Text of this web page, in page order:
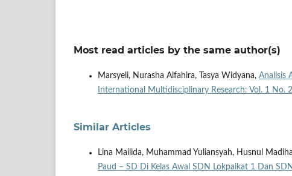
Most read articles by the same author(s)
Marsyeli, Nurasha Alfahira, Tasya Widyana, Analisis
International Multidisciplinary Research: Vol. 1 No.
Similar Articles
Lina Mailida, Muhammad Yuliansyah, Husnul
Paud – SD Di Kelas Awal SDN Lokpaikat 1 Dan